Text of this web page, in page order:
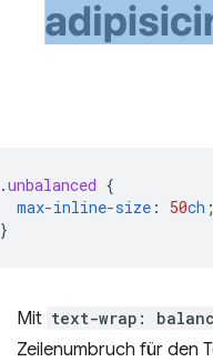
.unbalanced {
max-inline-size : 50ch ;
}
Mit text-wrap:
Zeilenumbruch für den